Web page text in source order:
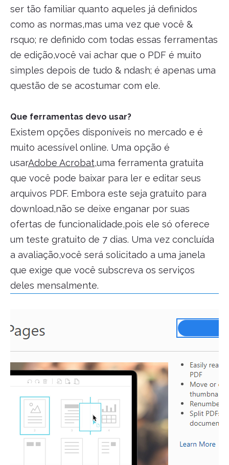
ser tão familiar quanto aqueles já definidos
como as normas,mas uma vez que você &
rsquo; re definido com todas essas ferramentas
de edição,você vai achar que o PDF é muito
simples depois de tudo & ndash; é apenas uma
questão de se acostumar com ele.
Que ferramentas devo usar?
Existem opções disponíveis no mercado e é
muito acessível online. Uma opção é
usarAdobe Acrobat,uma ferramenta gratuita
que você pode baixar para ler e editar seus
arquivos PDF. Embora este seja gratuito para
download,não se deixe enganar por suas
ofertas de funcionalidade,pois ele só oferece
um teste gratuito de 7 dias. Uma vez concluída
a avaliação,você será solicitado a uma janela
que exige que você subscreva os serviços
deles mensalmente.